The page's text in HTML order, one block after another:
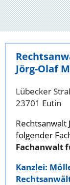
Jörg-Olaf
Lübecker
23701 Eutin
Rechtsanwalt
folgender
Fachanwalt
Kanzlei: